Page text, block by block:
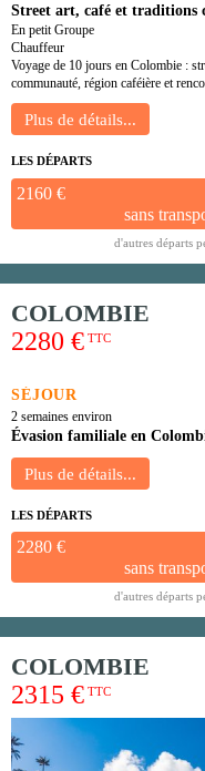
Street art, café et traditions
En petit Groupe
Chauffeur
Voyage de 10 jours en Colombie :
communauté, région caféière et
LES DÉPARTS
2160 €
sans
d'autres départs
COLOMBIE
2280 € TTC
SÉJOUR
2 semaines environ
Évasion familiale en
LES DÉPARTS
2280 €
sans
d'autres départs
COLOMBIE
2315 € TTC